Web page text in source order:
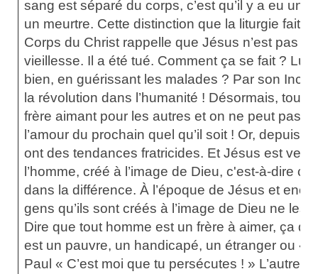
sang est séparé du corps, c’est qu’il y a eu
un meurtre. Cette distinction que la liturgie fait
Corps du Christ rappelle que Jésus n’est pas
vieillesse. Il a été tué. Comment ça se fait ? Lui
bien, en guérissant les malades ? Par son
la révolution dans l’humanité ! Désormais, tout
frère aimant pour les autres et on ne peut pas
l’amour du prochain quel qu’il soit ! Or, depuis
ont des tendances fratricides. Et Jésus est venu
l’homme, créé à l’image de Dieu, c'est-à-dire
dans la différence. À l’époque de Jésus et
gens qu’ils sont créés à l’image de Dieu ne les
Dire que tout homme est un frère à aimer, ça
est un pauvre, un handicapé, un étranger ou «
Paul « C’est moi que tu persécutes ! » L’autre